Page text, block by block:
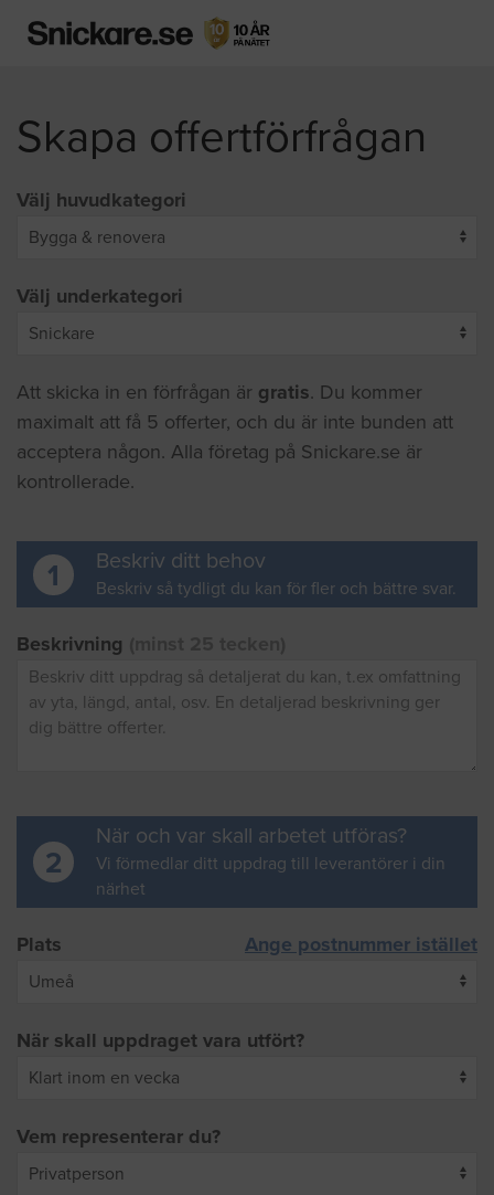
Skapa offertförfrågan
Välj huvudkategori
Välj underkategori
Att skicka in en förfrågan är gratis. Du kommer
maximalt att få 5 offerter, och du är inte bunden att
acceptera någon. Alla företag på Snickare.se är
kontrollerade.
1 Beskriv ditt behov
Beskriv så tydligt du kan för fler och bättre svar.
Beskrivning
2
När och var skall arbetet utföras?
Vi förmedlar ditt uppdrag till leverantörer i din
närhet
Plats Ange postnummer istället
När skall uppdraget vara utfört?
Vem representerar du?